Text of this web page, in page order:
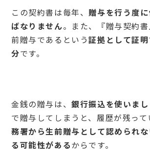
この契約書は毎年、 贈与を行う度
ばなりません。また、『贈与契約
前贈与であるという証拠として証
分です。
金銭の贈与は、銀行振込を使いまし
で贈与してしまうと、履歴が残っ
務署から生前贈与として認められ
る可能性がある からです。